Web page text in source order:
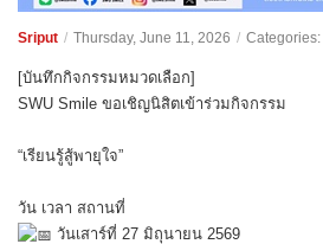
Sriput / Thursday, June 11, 2026 / Categories:
[บันทึกกิจกรรมหมวดเลือก]
SWU Smile ขอเชิญนิสิตเข้าร่วมกิจกรรม
“เรียนรู้สู้พายุใจ”
วัน เวลา สถานที่
วันเสาร์ที่ 27 มิถุนายน 2569